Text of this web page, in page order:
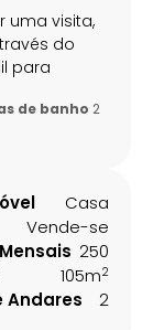
uma visita,
do
para
de banho 2
Casa
Vende-se
250
105m2
Andares 2